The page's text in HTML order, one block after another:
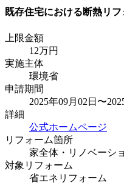
既存住宅における断熱リ
上限金額
12万円
実施主体
環境省
申請期間
2025年09月02日〜
詳細
公式ホームページ
リフォーム箇所
家全体・リノベーシ
対象リフォーム
省エネリフォーム